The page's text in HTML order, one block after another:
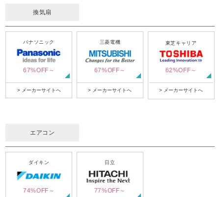
換気扇
パナソニック
67%OFF～
> メーカーサイトへ
三菱電機
67%OFF～
> メーカーサイトへ
東芝キャリア
62%OFF～
> メーカーサイトへ
エアコン
ダイキン
74%OFF～
日立
77%OFF～